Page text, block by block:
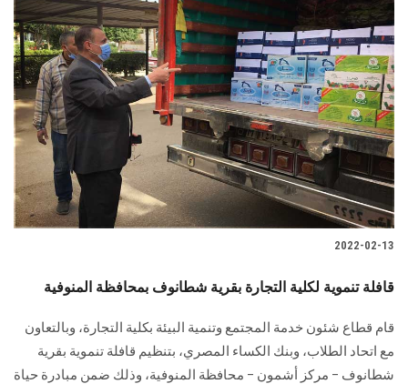
2022-02-13
قافلة تنموية لكلية التجارة بقرية شطانوف بمحافظة المنوفية
قام قطاع شئون خدمة المجتمع وتنمية البيئة بكلية التجارة، وبالتعاون
مع اتحاد الطلاب، وبنك الكساء المصري، بتنظيم قافلة تنموية بقرية
شطانوف – مركز أشمون – محافظة المنوفية، وذلك ضمن مبادرة حياة